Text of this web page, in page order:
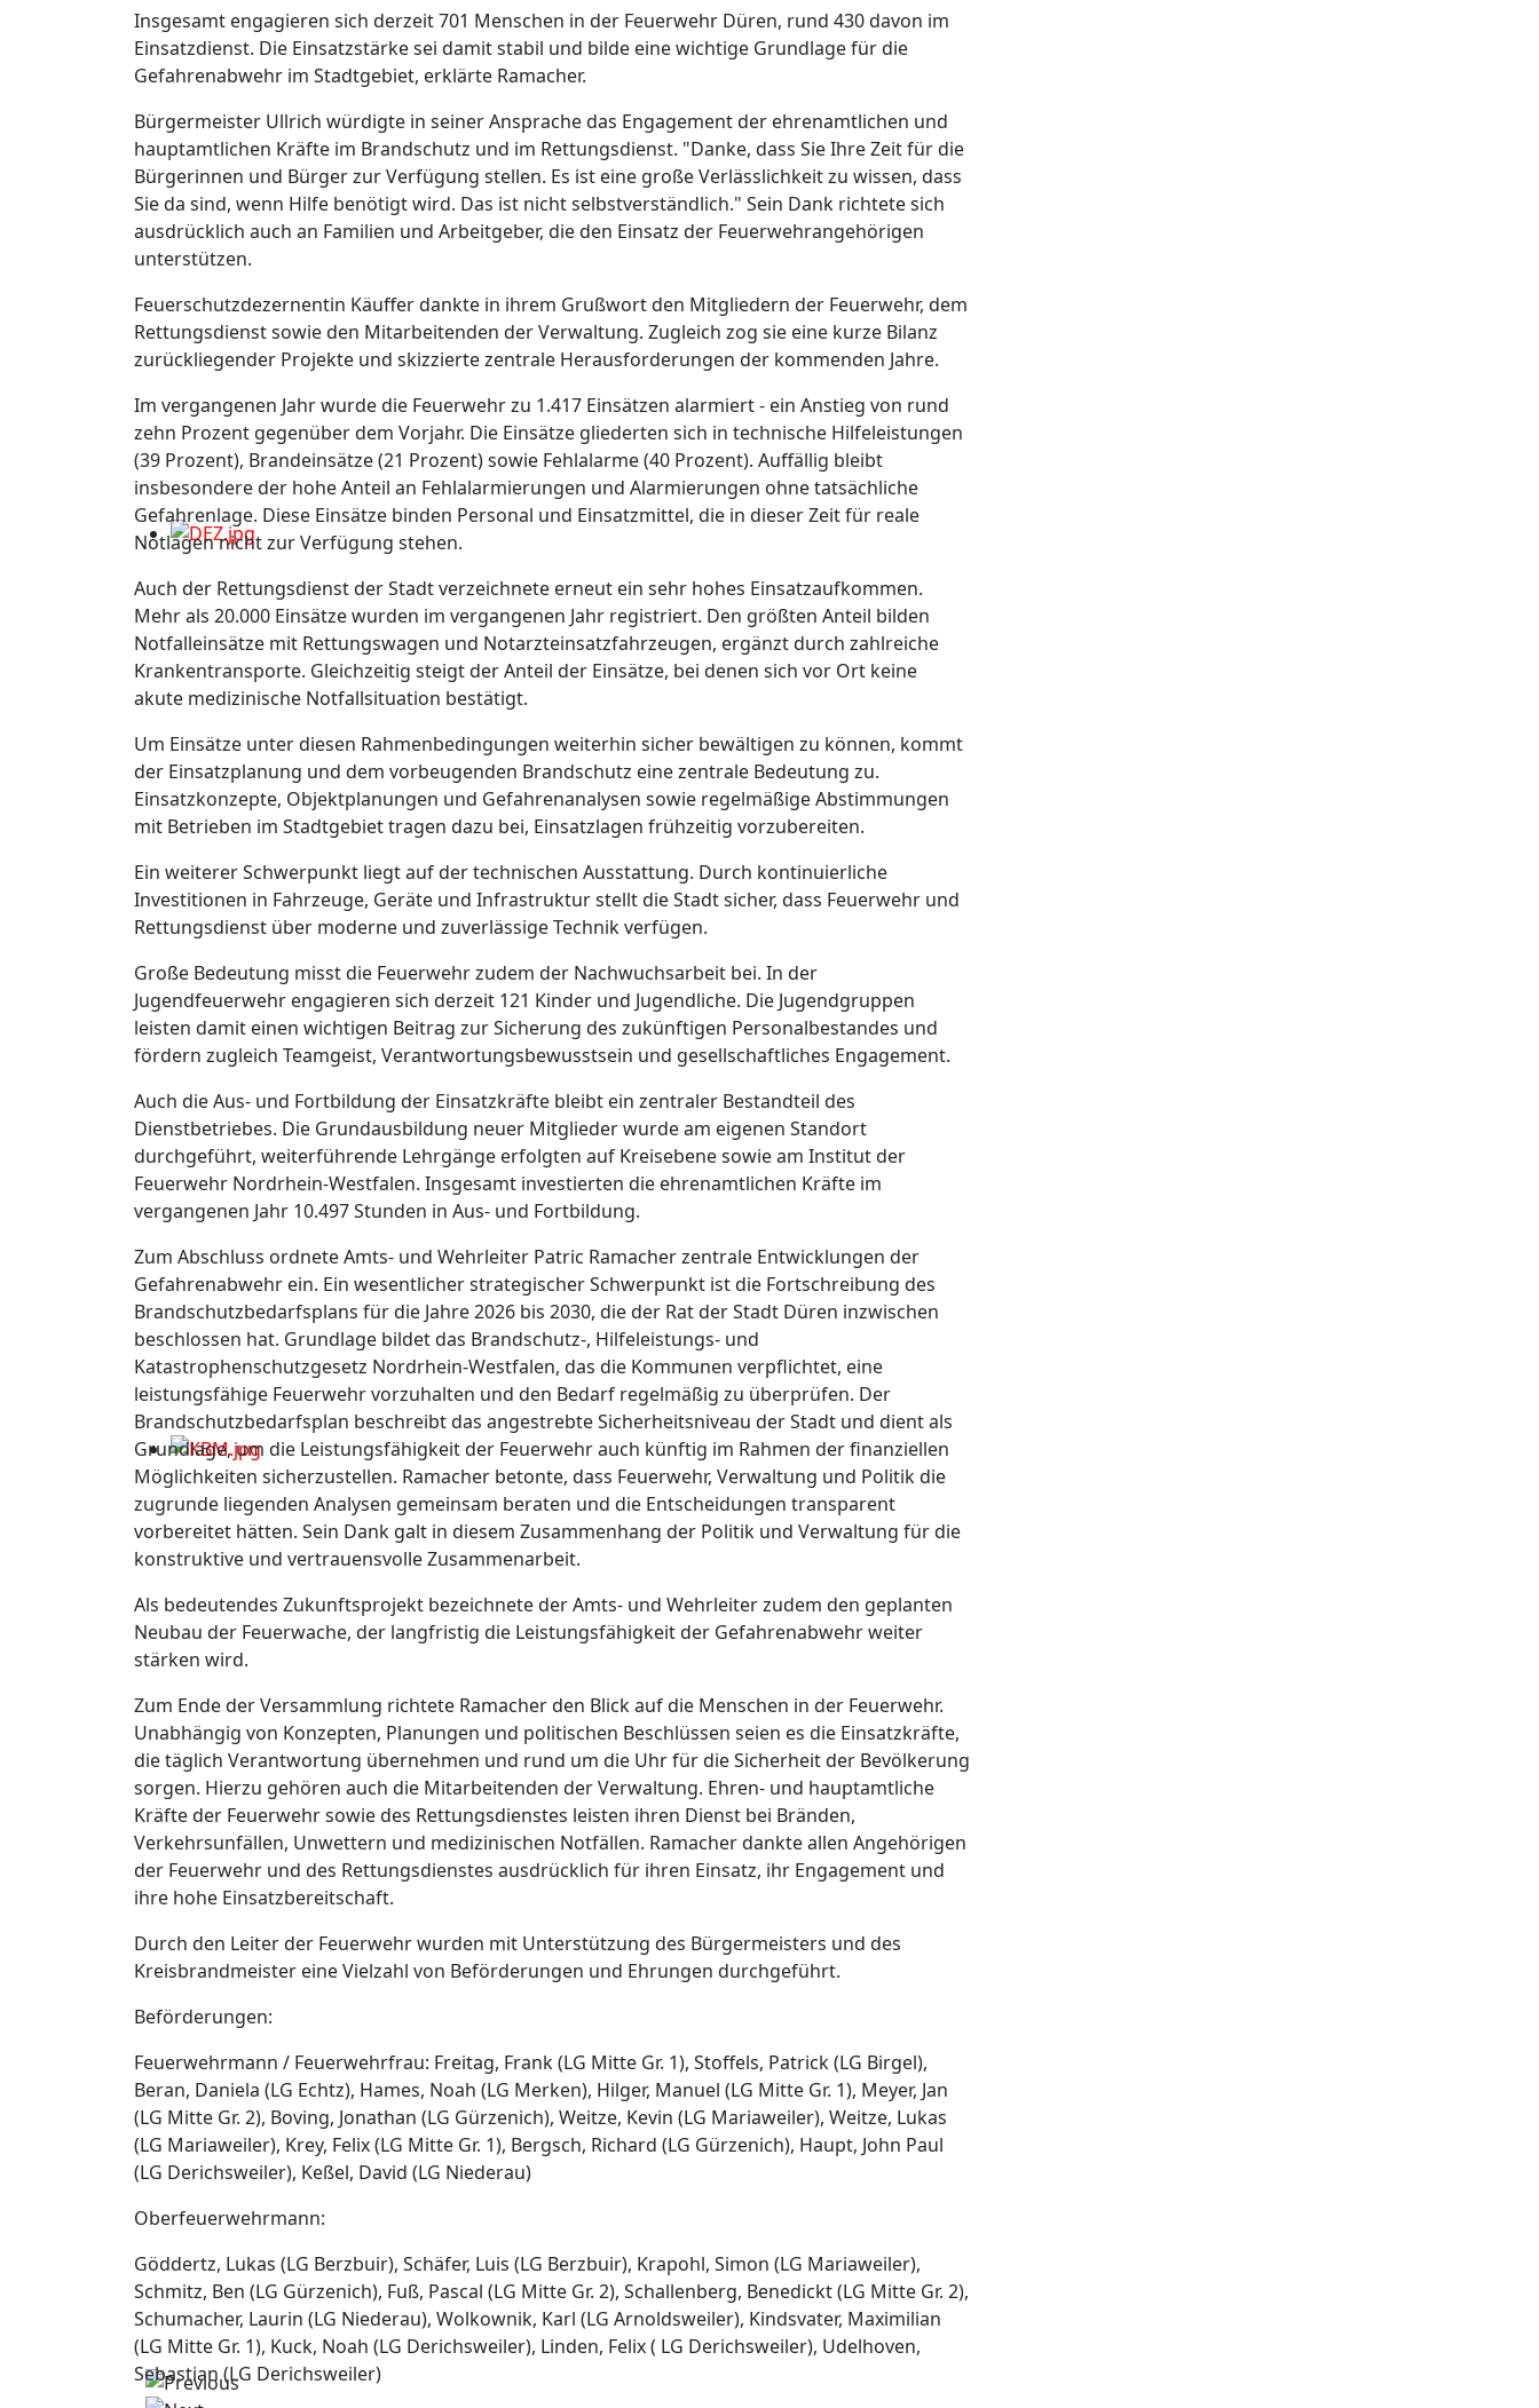
Insgesamt engagieren sich derzeit 701 Menschen in der Feuerwehr Düren, rund 430 davon im
Einsatzdienst. Die Einsatzstärke sei damit stabil und bilde eine wichtige Grundlage für die
Gefahrenabwehr im Stadtgebiet, erklärte Ramacher.
Bürgermeister Ullrich würdigte in seiner Ansprache das Engagement der ehrenamtlichen und
hauptamtlichen Kräfte im Brandschutz und im Rettungsdienst. "Danke, dass Sie Ihre Zeit für die
Bürgerinnen und Bürger zur Verfügung stellen. Es ist eine große Verlässlichkeit zu wissen, dass
Sie da sind, wenn Hilfe benötigt wird. Das ist nicht selbstverständlich." Sein Dank richtete sich
ausdrücklich auch an Familien und Arbeitgeber, die den Einsatz der Feuerwehrangehörigen
unterstützen.
Feuerschutzdezernentin Käuffer dankte in ihrem Grußwort den Mitgliedern der Feuerwehr, dem
Rettungsdienst sowie den Mitarbeitenden der Verwaltung. Zugleich zog sie eine kurze Bilanz
zurückliegender Projekte und skizzierte zentrale Herausforderungen der kommenden Jahre.
Im vergangenen Jahr wurde die Feuerwehr zu 1.417 Einsätzen alarmiert - ein Anstieg von rund
zehn Prozent gegenüber dem Vorjahr. Die Einsätze gliederten sich in technische Hilfeleistungen
(39 Prozent), Brandeinsätze (21 Prozent) sowie Fehlalarme (40 Prozent). Auffällig bleibt
insbesondere der hohe Anteil an Fehlalarmierungen und Alarmierungen ohne tatsächliche
Gefahrenlage. Diese Einsätze binden Personal und Einsatzmittel, die in dieser Zeit für reale
Notlagen nicht zur Verfügung stehen.
Auch der Rettungsdienst der Stadt verzeichnete erneut ein sehr hohes Einsatzaufkommen.
Mehr als 20.000 Einsätze wurden im vergangenen Jahr registriert. Den größten Anteil bilden
Notfalleinsätze mit Rettungswagen und Notarzteinsatzfahrzeugen, ergänzt durch zahlreiche
Krankentransporte. Gleichzeitig steigt der Anteil der Einsätze, bei denen sich vor Ort keine
akute medizinische Notfallsituation bestätigt.
Um Einsätze unter diesen Rahmenbedingungen weiterhin sicher bewältigen zu können, kommt
der Einsatzplanung und dem vorbeugenden Brandschutz eine zentrale Bedeutung zu.
Einsatzkonzepte, Objektplanungen und Gefahrenanalysen sowie regelmäßige Abstimmungen
mit Betrieben im Stadtgebiet tragen dazu bei, Einsatzlagen frühzeitig vorzubereiten.
Ein weiterer Schwerpunkt liegt auf der technischen Ausstattung. Durch kontinuierliche
Investitionen in Fahrzeuge, Geräte und Infrastruktur stellt die Stadt sicher, dass Feuerwehr und
Rettungsdienst über moderne und zuverlässige Technik verfügen.
Große Bedeutung misst die Feuerwehr zudem der Nachwuchsarbeit bei. In der
Jugendfeuerwehr engagieren sich derzeit 121 Kinder und Jugendliche. Die Jugendgruppen
leisten damit einen wichtigen Beitrag zur Sicherung des zukünftigen Personalbestandes und
fördern zugleich Teamgeist, Verantwortungsbewusstsein und gesellschaftliches Engagement.
Auch die Aus- und Fortbildung der Einsatzkräfte bleibt ein zentraler Bestandteil des
Dienstbetriebes. Die Grundausbildung neuer Mitglieder wurde am eigenen Standort
durchgeführt, weiterführende Lehrgänge erfolgten auf Kreisebene sowie am Institut der
Feuerwehr Nordrhein-Westfalen. Insgesamt investierten die ehrenamtlichen Kräfte im
vergangenen Jahr 10.497 Stunden in Aus- und Fortbildung.
Zum Abschluss ordnete Amts- und Wehrleiter Patric Ramacher zentrale Entwicklungen der
Gefahrenabwehr ein. Ein wesentlicher strategischer Schwerpunkt ist die Fortschreibung des
Brandschutzbedarfsplans für die Jahre 2026 bis 2030, die der Rat der Stadt Düren inzwischen
beschlossen hat. Grundlage bildet das Brandschutz-, Hilfeleistungs- und
Katastrophenschutzgesetz Nordrhein-Westfalen, das die Kommunen verpflichtet, eine
leistungsfähige Feuerwehr vorzuhalten und den Bedarf regelmäßig zu überprüfen. Der
Brandschutzbedarfsplan beschreibt das angestrebte Sicherheitsniveau der Stadt und dient als
Grundlage, um die Leistungsfähigkeit der Feuerwehr auch künftig im Rahmen der finanziellen
Möglichkeiten sicherzustellen. Ramacher betonte, dass Feuerwehr, Verwaltung und Politik die
zugrunde liegenden Analysen gemeinsam beraten und die Entscheidungen transparent
vorbereitet hätten. Sein Dank galt in diesem Zusammenhang der Politik und Verwaltung für die
konstruktive und vertrauensvolle Zusammenarbeit.
Als bedeutendes Zukunftsprojekt bezeichnete der Amts- und Wehrleiter zudem den geplanten
Neubau der Feuerwache, der langfristig die Leistungsfähigkeit der Gefahrenabwehr weiter
stärken wird.
Zum Ende der Versammlung richtete Ramacher den Blick auf die Menschen in der Feuerwehr.
Unabhängig von Konzepten, Planungen und politischen Beschlüssen seien es die Einsatzkräfte,
die täglich Verantwortung übernehmen und rund um die Uhr für die Sicherheit der Bevölkerung
sorgen. Hierzu gehören auch die Mitarbeitenden der Verwaltung. Ehren- und hauptamtliche
Kräfte der Feuerwehr sowie des Rettungsdienstes leisten ihren Dienst bei Bränden,
Verkehrsunfällen, Unwettern und medizinischen Notfällen. Ramacher dankte allen Angehörigen
der Feuerwehr und des Rettungsdienstes ausdrücklich für ihren Einsatz, ihr Engagement und
ihre hohe Einsatzbereitschaft.
Durch den Leiter der Feuerwehr wurden mit Unterstützung des Bürgermeisters und des
Kreisbrandmeister eine Vielzahl von Beförderungen und Ehrungen durchgeführt.
Beförderungen:
Feuerwehrmann / Feuerwehrfrau: Freitag, Frank (LG Mitte Gr. 1), Stoffels, Patrick (LG Birgel),
Beran, Daniela (LG Echtz), Hames, Noah (LG Merken), Hilger, Manuel (LG Mitte Gr. 1), Meyer, Jan
(LG Mitte Gr. 2), Boving, Jonathan (LG Gürzenich), Weitze, Kevin (LG Mariaweiler), Weitze, Lukas
(LG Mariaweiler), Krey, Felix (LG Mitte Gr. 1), Bergsch, Richard (LG Gürzenich), Haupt, John Paul
(LG Derichsweiler), Keßel, David (LG Niederau)
Oberfeuerwehrmann:
Göddertz, Lukas (LG Berzbuir), Schäfer, Luis (LG Berzbuir), Krapohl, Simon (LG Mariaweiler),
Schmitz, Ben (LG Gürzenich), Fuß, Pascal (LG Mitte Gr. 2), Schallenberg, Benedickt (LG Mitte Gr. 2),
Schumacher, Laurin (LG Niederau), Wolkownik, Karl (LG Arnoldsweiler), Kindsvater, Maximilian
(LG Mitte Gr. 1), Kuck, Noah (LG Derichsweiler), Linden, Felix ( LG Derichsweiler), Udelhoven,
Sebastian (LG Derichsweiler)